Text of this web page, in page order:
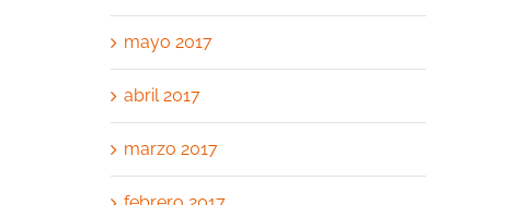
mayo 2017
abril 2017
marzo 2017